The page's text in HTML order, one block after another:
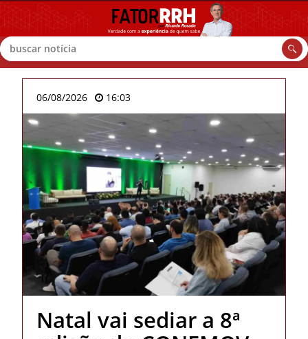
Buscar
06/08/2026 16:03
Natal vai sediar a 8ª